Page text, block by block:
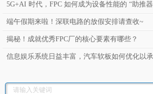
5G+AI 时代，FPC 如何成为设备性能的 “助推器
端午假期来啦！深联电路的放假安排请查收~
揭秘！成就优秀FPC厂的核心要素有哪些？
信息娱乐系统日益丰富，汽车软板如何优化以